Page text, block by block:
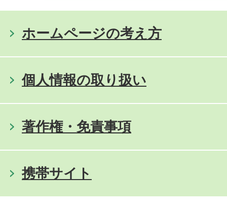
ホームページの考え方
個人情報の取り扱い
著作権・免責事項
携帯サイト